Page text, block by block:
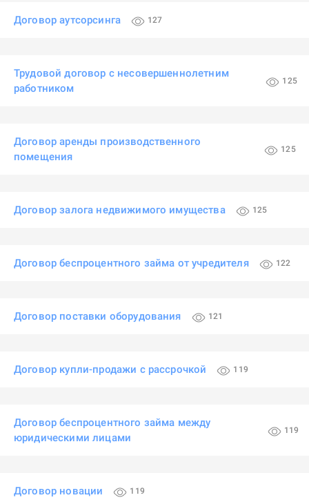
Договор аутсорсинга 127
Трудовой договор с несовершеннолетним
работником
125
Договор аренды производственного
помещения
125
Договор залога недвижимого имущества 125
Договор беспроцентного займа от учредителя 122
Договор поставки оборудования 121
Договор купли-продажи с рассрочкой 119
Договор беспроцентного займа между
юридическими лицами
119
Договор новации 119